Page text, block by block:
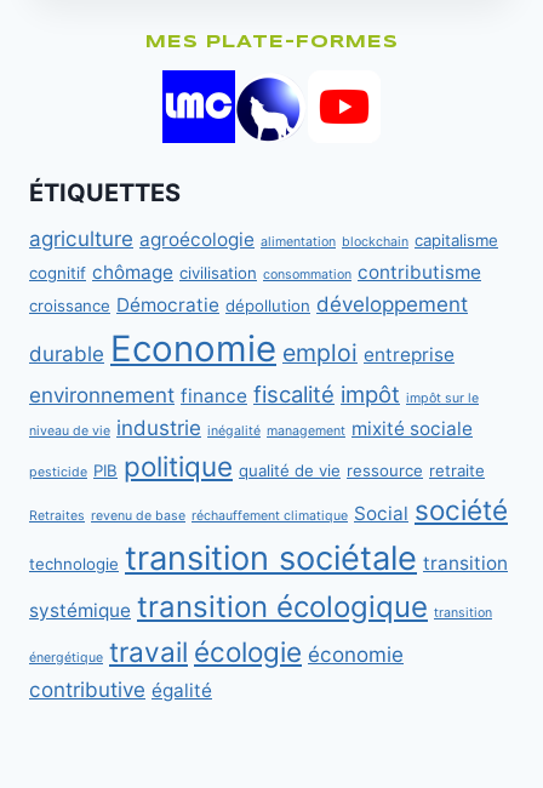
MES PLATE-FORMES
ÉTIQUETTES
agriculture agroécologie alimentation blockchain capitalisme
cognitif chômage civilisation consommation contributisme
croissance Démocratie dépollution développement
durable Economie emploi entreprise
environnement finance fiscalité impôt impôt sur le
niveau de vie industrie inégalité management mixité sociale
pesticide PIB politique qualité de vie ressource retraite
Retraites revenu de base réchauffement climatique Social société
technologie transition sociétale transition
systémique transition écologique transition
énergétique travail écologie économie
contributive égalité